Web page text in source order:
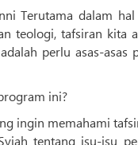
Terutama dalam
teologi, tafsiran kita
perlu asas-asas
ini?
ingin memahami
tentang isu-isu